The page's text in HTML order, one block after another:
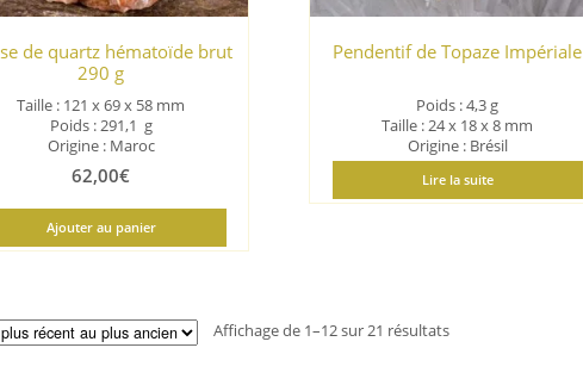
de quartz hématoïde brut
290 g
Taille : 121 x 69 x 58 mm
Poids : 291,1 g
Origine : Maroc
62,00€
Ajouter au panier
Pendentif de Topaze Impériale
Poids : 4,3 g
Taille : 24 x 18 x 8 mm
Origine : Brésil
Lire la suite
Affichage de 1–12 sur 21 résultatsTrié